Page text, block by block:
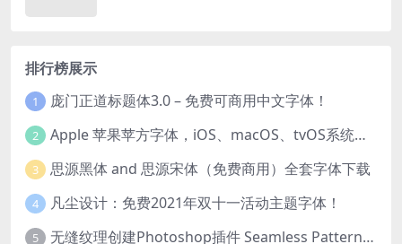
排行榜展示
1 庞门正道标题体3.0 – 免费可商用中文字体！
2 Apple 苹果苹方字体，iOS、macOS、tvOS系统默认字体
3 思源黑体 and 思源宋体（免费商用）全套字体下载
4 凡尘设计：免费2021年双十一活动主题字体！
5 无缝纹理创建Photoshop插件 Seamless Pattern Creation Kit